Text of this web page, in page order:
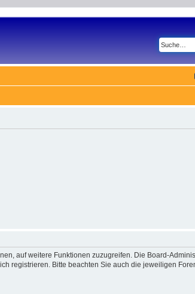
auf weitere Funktionen zuzugreifen. Die Board-
registrieren. Bitte beachten Sie auch die jeweiligen